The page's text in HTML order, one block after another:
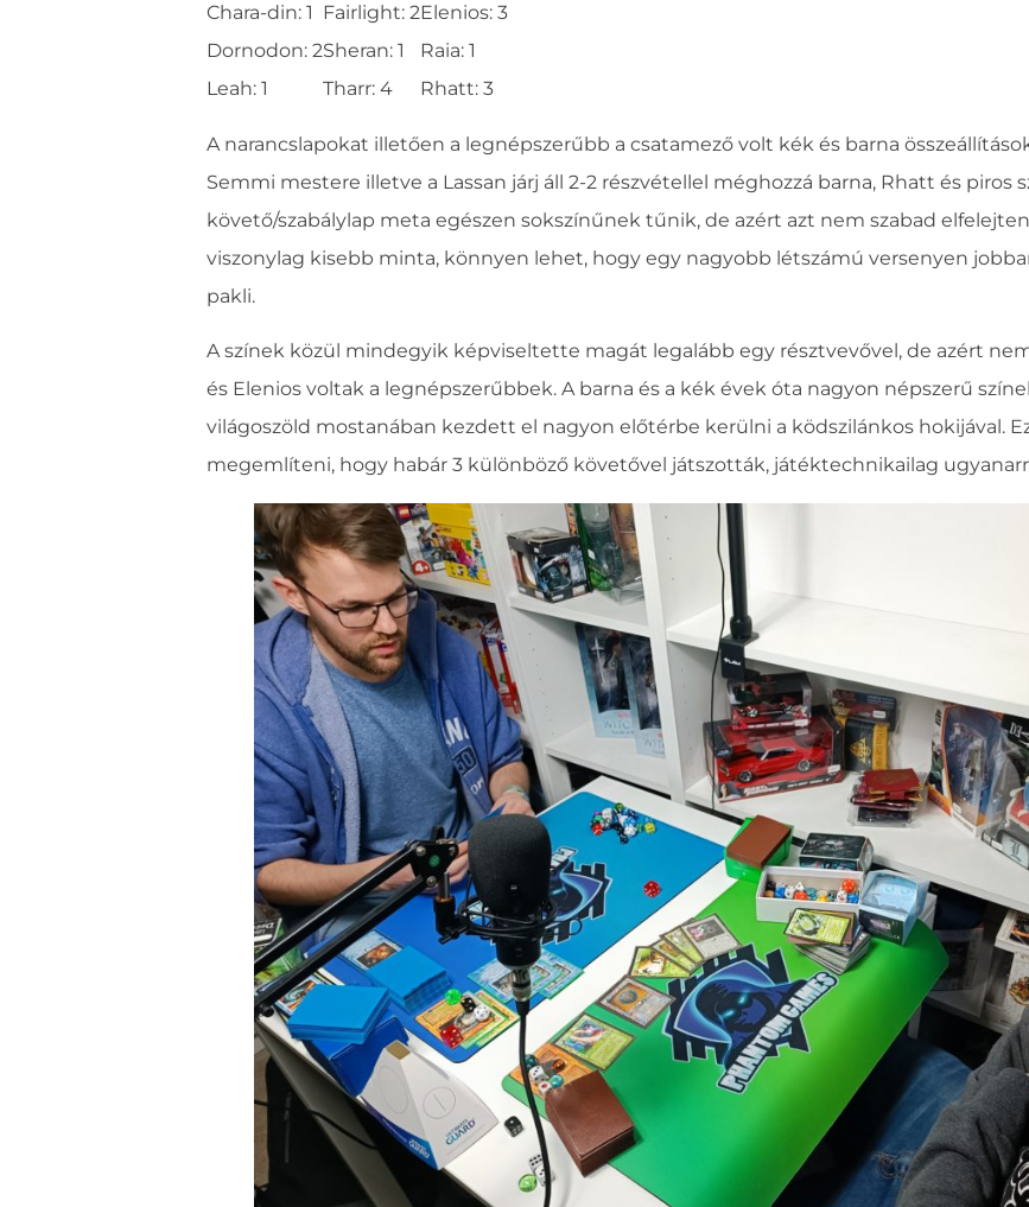
Chara-din: 1
Dornodon: 2
Leah: 1
Fairlight: 2
Sheran: 1
Tharr: 4
Elenios: 3
Raia: 1
Rhatt: 3
A narancslapokat illetően a legnépszerűbb a csatamező volt kék és barna
Semmi mestere illetve a Lassan járj áll 2-2 részvétellel méghozzá barna, Rhatt és piros
követő/szabálylap meta egészen sokszínűnek tűnik, de azért azt nem szabad
viszonylag kisebb minta, könnyen lehet, hogy egy nagyobb létszámú versenyen
pakli.
A színek közül mindegyik képviseltette magát legalább egy résztvevővel, de azért
és Elenios voltak a legnépszerűbbek. A barna és a kék évek óta nagyon népszerű
világoszöld mostanában kezdett el nagyon előtérbe kerülni a ködszilánkos hokijával.
megemlíteni, hogy habár 3 különböző követővel játszották, játéktechnikailag